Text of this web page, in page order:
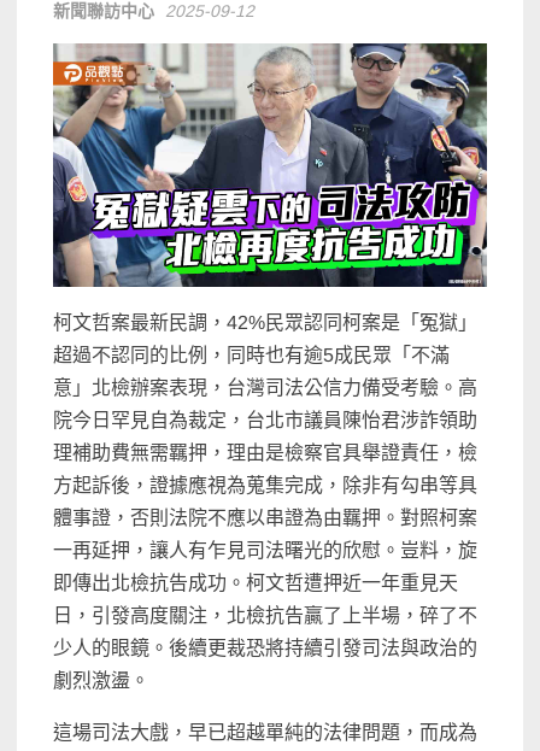
新聞聯訪中心 2025-09-12
柯文哲案最新民調，42%民眾認同柯案是「冤獄」
超過不認同的比例，同時也有逾5成民眾「不滿
意」北檢辦案表現，台灣司法公信力備受考驗。高
院今日罕見自為裁定，台北市議員陳怡君涉詐領助
理補助費無需羈押，理由是檢察官具舉證責任，檢
方起訴後，證據應視為蒐集完成，除非有勾串等具
體事證，否則法院不應以串證為由羈押。對照柯案
一再延押，讓人有乍見司法曙光的欣慰。豈料，旋
即傳出北檢抗告成功。柯文哲遭押近一年重見天
日，引發高度關注，北檢抗告贏了上半場，碎了不
少人的眼鏡。後續更裁恐將持續引發司法與政治的
劇烈激盪。
這場司法大戲，早已超越單純的法律問題，而成為